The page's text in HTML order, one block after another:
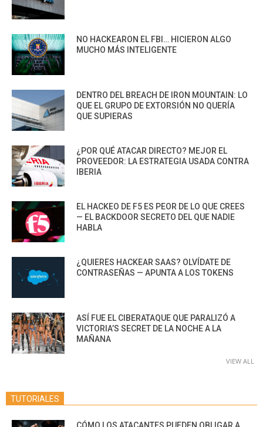
NO HACKEARON EL FBI… HICIERON ALGO
MUCHO MÁS INTELIGENTE
DENTRO DEL BREACH DE IRON MOUNTAIN: LO
QUE EL GRUPO DE EXTORSIÓN NO QUERÍA
QUE SUPIERAS
¿POR QUÉ ATACAR DIRECTO? MEJOR EL
PROVEEDOR: LA ESTRATEGIA USADA CONTRA
IBERIA
EL HACKEO DE F5 ES PEOR DE LO QUE CREES
— EL BACKDOOR SECRETO DEL QUE NADIE
HABLA
¿QUIERES HACKEAR SAAS? OLVÍDATE DE
CONTRASEÑAS — APUNTA A LOS TOKENS
ASÍ FUE EL CIBERATAQUE QUE PARALIZÓ A
VICTORIA’S SECRET DE LA NOCHE A LA
MAÑANA
VIEW ALL
TUTORIALES